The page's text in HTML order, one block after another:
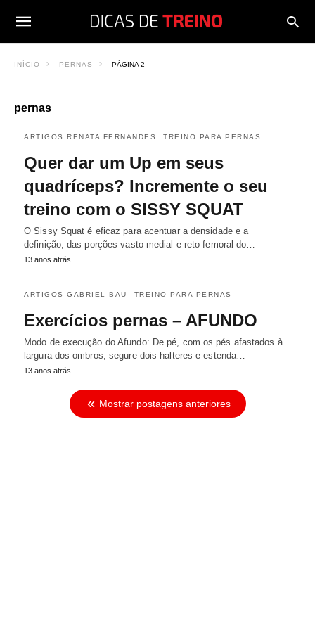
INÍCIO PERNAS PÁGINA 2
pernas
ARTIGOS RENATA FERNANDES TREINO PARA PERNAS
Quer dar um Up em seus
quadríceps? Incremente o seu
treino com o SISSY SQUAT
O Sissy Squat é eficaz para acentuar a densidade e a
definição, das porções vasto medial e reto femoral do…
13 anos atrás
ARTIGOS GABRIEL BAU TREINO PARA PERNAS
Exercícios pernas – AFUNDO
Modo de execução do Afundo: De pé, com os pés afastados à
largura dos ombros, segure dois halteres e estenda…
13 anos atrás
Mostrar postagens anteriores